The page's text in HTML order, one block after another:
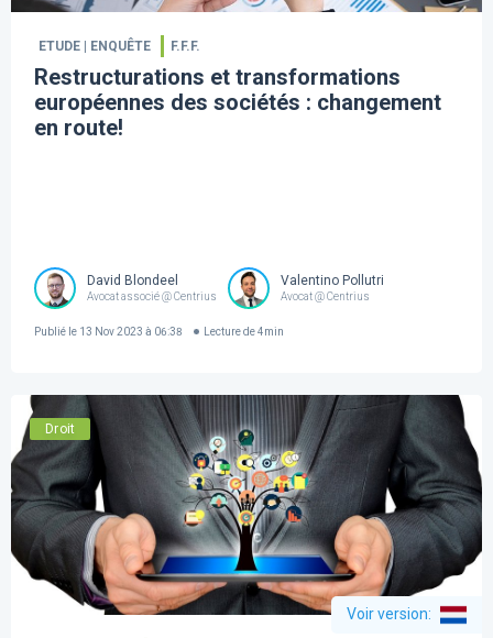
ETUDE | ENQUÊTE F.F.F.
Restructurations et transformations
européennes des sociétés : changement
en route!
David Blondeel
Avocat associé @ Centrius
Valentino Pollutri
Avocat @ Centrius
Publié le 13 Nov 2023 à 06:38 Lecture de 4min
Droit
Voir version: